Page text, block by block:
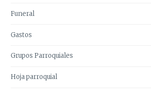
Funeral
Gastos
Grupos Parroquiales
Hoja parroquial